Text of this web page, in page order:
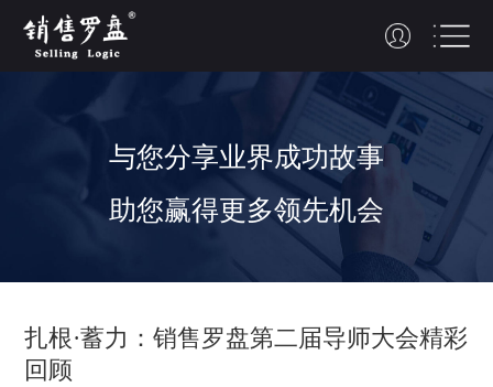
与您分享业界成功故事
助您赢得更多领先机会
扎根·蓄力：销售罗盘第二届导师大会精彩
回顾